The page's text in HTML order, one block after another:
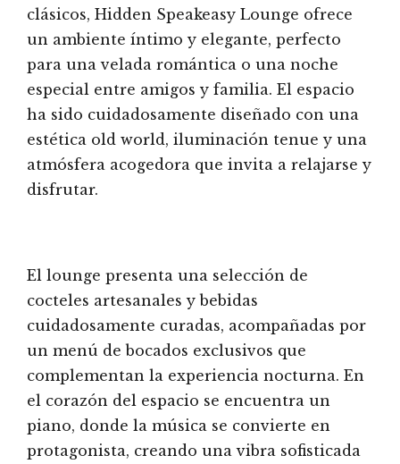
clásicos, Hidden Speakeasy Lounge ofrece
un ambiente íntimo y elegante, perfecto
para una velada romántica o una noche
especial entre amigos y familia. El espacio
ha sido cuidadosamente diseñado con una
estética old world, iluminación tenue y una
atmósfera acogedora que invita a relajarse y
disfrutar.
El lounge presenta una selección de
cocteles artesanales y bebidas
cuidadosamente curadas, acompañadas por
un menú de bocados exclusivos que
complementan la experiencia nocturna. En
el corazón del espacio se encuentra un
piano, donde la música se convierte en
protagonista, creando una vibra sofisticada